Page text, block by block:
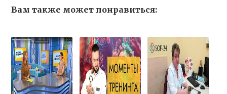
Вам также может понравиться: